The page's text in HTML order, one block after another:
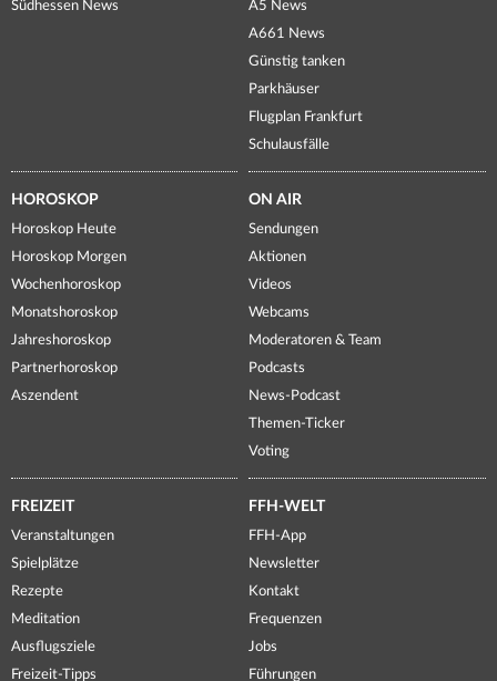
Südhessen News
A5 News
A661 News
Günstig tanken
Parkhäuser
Flugplan Frankfurt
Schulausfälle
HOROSKOP
Horoskop Heute
Horoskop Morgen
Wochenhoroskop
Monatshoroskop
Jahreshoroskop
Partnerhoroskop
Aszendent
ON AIR
Sendungen
Aktionen
Videos
Webcams
Moderatoren & Team
Podcasts
News-Podcast
Themen-Ticker
Voting
FREIZEIT
Veranstaltungen
Spielplätze
Rezepte
Meditation
Ausflugsziele
Freizeit-Tipps
FFH-WELT
FFH-App
Newsletter
Kontakt
Frequenzen
Jobs
Führungen